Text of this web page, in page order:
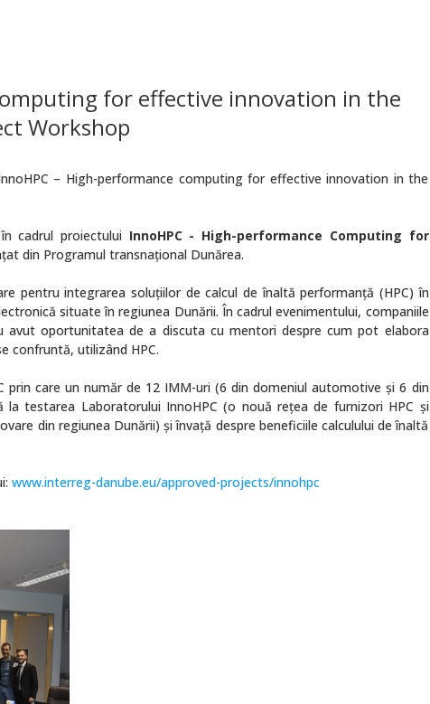
for effective innovation in the
Workshop
– High-performance computing for effective innovation in the
cadrul proiectului InnoHPC - High-performance Computing for
din Programul transnațional Dunărea.
pentru integrarea soluțiilor de calcul de înaltă performanță (HPC) în
situate în regiunea Dunării. În cadrul evenimentului, companiile
avut oportunitatea de a discuta cu mentori despre cum pot elabora
confruntă, utilizând HPC.
prin care un număr de 12 IMM-uri (6 din domeniul automotive și 6 din
la testarea Laboratorului InnoHPC (o nouă rețea de furnizori HPC și
din regiunea Dunării) și învață despre beneficiile calculului de înaltă
www.interreg-danube.eu/approved-projects/innohpc